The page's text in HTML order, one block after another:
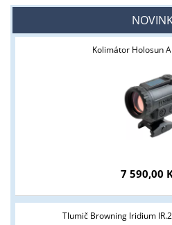
Kolimátor Holosun
7 590,00
Tlumič Browning Iridium